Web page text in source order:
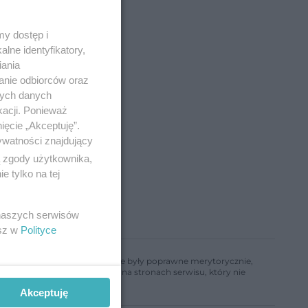
informacje w nim zawarte były poprawne merytorycznie,
informacji zamieszczonych na stronach serwisu, który nie
dostęp i
identyfikatory,
odbiorców oraz
danych
Ponieważ
„Akceptuję”.
znajdujący
użytkownika,
tylko na tej
serwisów
w Polityce
Akceptuję